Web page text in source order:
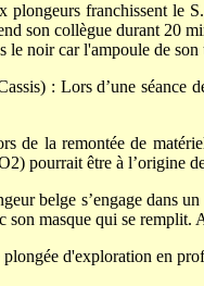
plongeurs franchissent le
son collègue durant 20
le noir car l'ampoule de
: Lors d’une séance
de la remontée de
pourrait être à l’origine
belge s’engage dans
son masque qui se
d'exploration en